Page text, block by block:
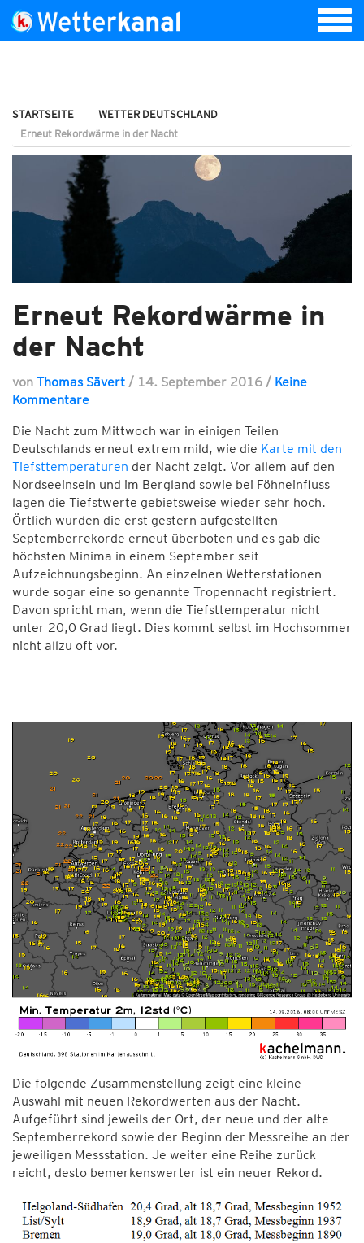
STARTSEITE
WETTER DEUTSCHLAND
Erneut Rekordwärme in der Nacht
Erneut Rekordwärme in
der Nacht
von Thomas Sävert / 14. September 2016 / Keine
Kommentare
Die Nacht zum Mittwoch war in einigen Teilen
Deutschlands erneut extrem mild, wie die Karte mit den
Tiefsttemperaturen der Nacht zeigt. Vor allem auf den
Nordseeinseln und im Bergland sowie bei Föhneinfluss
lagen die Tiefstwerte gebietsweise wieder sehr hoch.
Örtlich wurden die erst gestern aufgestellten
Septemberrekorde erneut überboten und es gab die
höchsten Minima in einem September seit
Aufzeichnungsbeginn. An einzelnen Wetterstationen
wurde sogar eine so genannte Tropennacht registriert.
Davon spricht man, wenn die Tiefsttemperatur nicht
unter 20,0 Grad liegt. Dies kommt selbst im Hochsommer
nicht allzu oft vor.
Die folgende Zusammenstellung zeigt eine kleine
Auswahl mit neuen Rekordwerten aus der Nacht.
Aufgeführt sind jeweils der Ort, der neue und der alte
Septemberrekord sowie der Beginn der Messreihe an der
jeweiligen Messstation. Je weiter eine Reihe zurück
reicht, desto bemerkenswerter ist ein neuer Rekord.